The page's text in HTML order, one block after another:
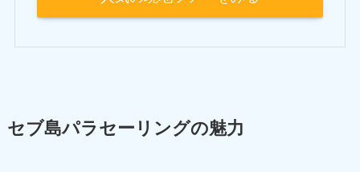
セブ島パラセーリングの魅力